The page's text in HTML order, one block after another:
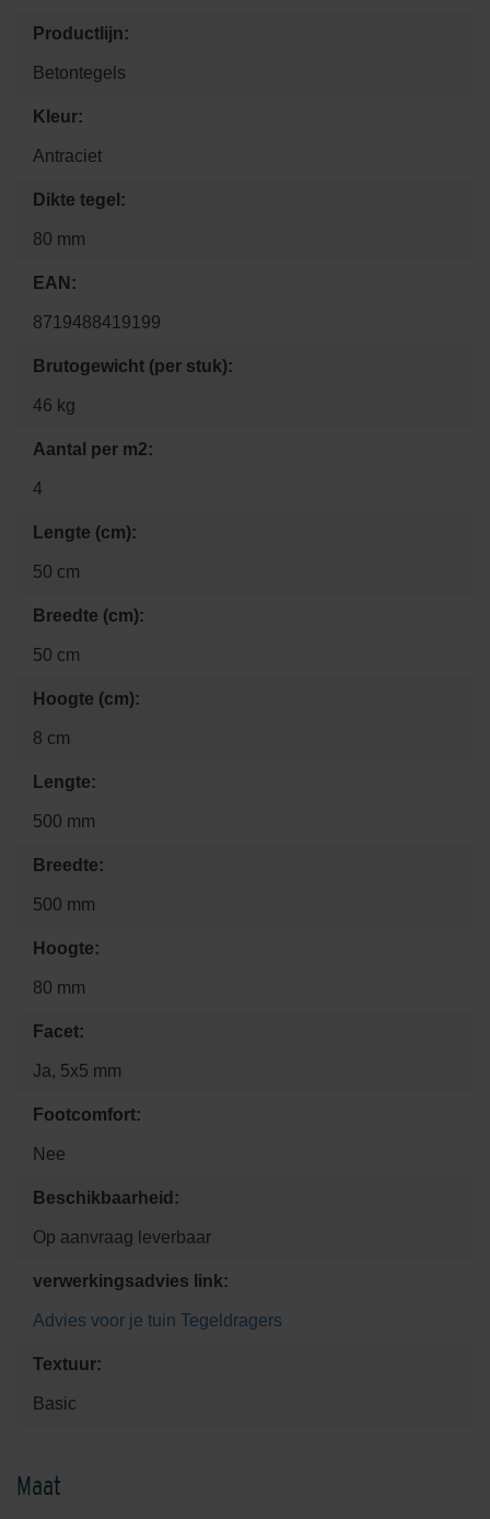
Productlijn:
Betontegels
Kleur:
Antraciet
Dikte tegel:
80 mm
EAN:
8719488419199
Brutogewicht (per stuk):
46 kg
Aantal per m2:
4
Lengte (cm):
50 cm
Breedte (cm):
50 cm
Hoogte (cm):
8 cm
Lengte:
500 mm
Breedte:
500 mm
Hoogte:
80 mm
Facet:
Ja, 5x5 mm
Footcomfort:
Nee
Beschikbaarheid:
Op aanvraag leverbaar
verwerkingsadvies link:
Advies voor je tuin Tegeldragers
Textuur:
Basic
Maat